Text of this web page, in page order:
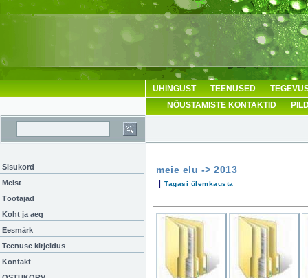
ÜHINGUST TEENUSED
NÕUSTAMISTE KONTAKTID
Sisukord
Meist
Töötajad
Koht ja aeg
Eesmärk
Teenuse kirjeldus
Kontakt
meie elu -> 2013
Tagasi ülemkausta